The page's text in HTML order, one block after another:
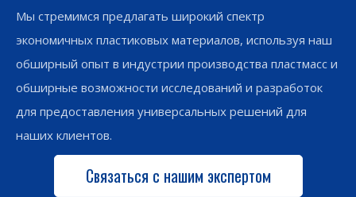
Мы стремимся предлагать широкий спектр
экономичных пластиковых материалов, используя наш
обширный опыт в индустрии производства пластмасс и
обширные возможности исследований и разработок
для предоставления универсальных решений для
наших клиентов.
Связаться с нашим экспертом